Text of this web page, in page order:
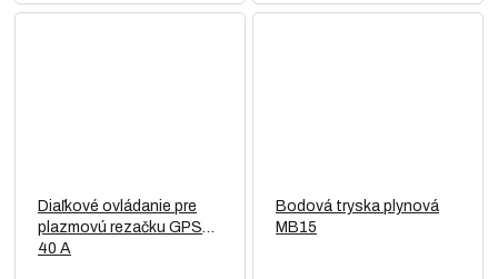
Diaľkové ovládanie pre
plazmovú rezačku GPS
40 A
Bodová tryska plynová
MB15